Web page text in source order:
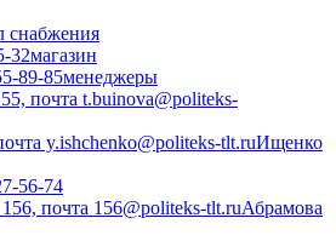
снабжения
32магазин
89-85менеджеры
почта t.buinova@politeks-
y.ishchenko@politeks-tlt.ruИщенко
56-74
почта 156@politeks-tlt.ruАбрамова